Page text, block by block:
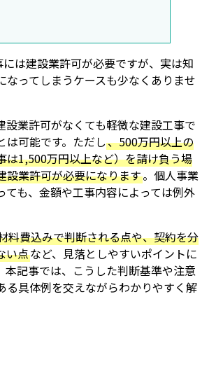
は建設業許可が必要ですが、実は知
なってしまうケースも少なくありませ
設業許可がなくても軽微な建設工事で
は可能です。ただし、500万円以上の
は1,500万円以上など）を請け負う場
設業許可が必要になります。個人事業
ても、金額や工事内容によっては例外
料費込みで判断される点や、契約を分
い点など、見落としやすいポイントに
本記事では、こうした判断基準や注意
る具体例を交えながらわかりやすく解